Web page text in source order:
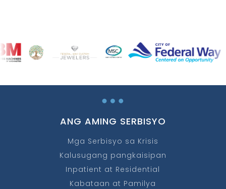
…
ANG AMING SERBISYO
Mga Serbisyo sa Krisis
Kalusugang pangkaisipan
Inpatient at Residential
Kabataan at Pamilya